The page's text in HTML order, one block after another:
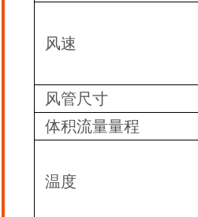
风速
风管尺寸
体积流量量程
温度